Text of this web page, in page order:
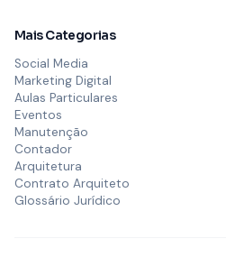
Mais Categorias
Social Media
Marketing Digital
Aulas Particulares
Eventos
Manutenção
Contador
Arquitetura
Contrato Arquiteto
Glossário Jurídico